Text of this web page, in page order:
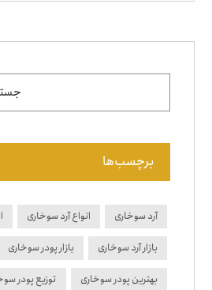
برچسب‌ها
آرد سوخاری انواع آرد سوخاری
بازار آرد سوخاری بازار پودر سوخاری
بهترین پودر سوخاری توزیع پودر